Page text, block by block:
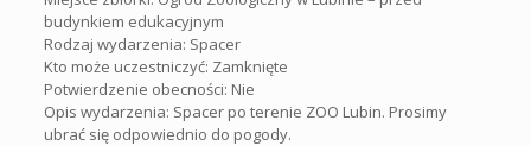
budynkiem edukacyjnym
Rodzaj wydarzenia: Spacer
Kto może uczestniczyć: Zamknięte
Potwierdzenie obecności: Nie
Opis wydarzenia: Spacer po terenie ZOO Lubin. Prosimy
ubrać się odpowiednio do pogody.